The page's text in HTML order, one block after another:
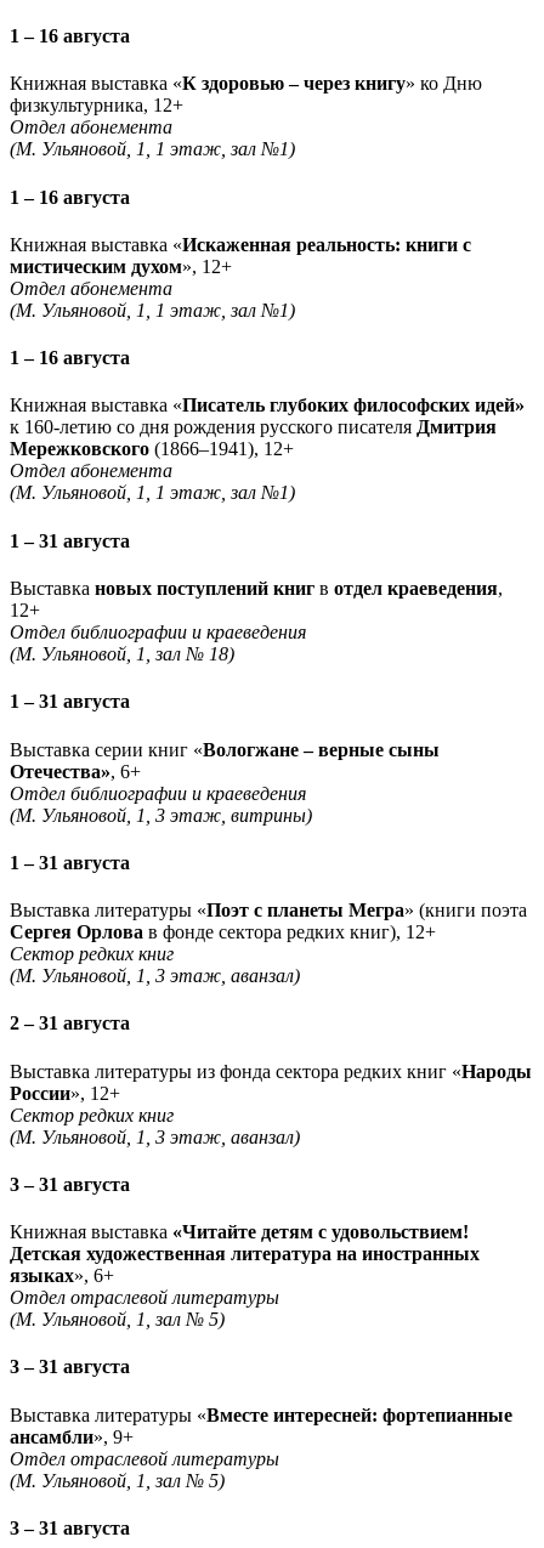
1 – 16 августа
Книжная выставка «К здоровью – через книгу» ко Дню
физкультурника, 12+
Отдел абонемента
(М. Ульяновой, 1, 1 этаж, зал №1)
1 – 16 августа
Книжная выставка «Искаженная реальность: книги с
мистическим духом», 12+
Отдел абонемента
(М. Ульяновой, 1, 1 этаж, зал №1)
1 – 16 августа
Книжная выставка «Писатель глубоких философских идей»
к 160-летию со дня рождения русского писателя Дмитрия
Мережковского (1866–1941), 12+
Отдел абонемента
(М. Ульяновой, 1, 1 этаж, зал №1)
1 – 31 августа
Выставка новых поступлений книг в отдел краеведения,
12+
Отдел библиографии и краеведения
(М. Ульяновой, 1, зал № 18)
1 – 31 августа
Выставка серии книг «Вологжане – верные сыны
Отечества», 6+
Отдел библиографии и краеведения
(М. Ульяновой, 1, 3 этаж, витрины)
1 – 31 августа
Выставка литературы «Поэт с планеты Мегра» (книги поэта
Сергея Орлова в фонде сектора редких книг), 12+
Сектор редких книг
(М. Ульяновой, 1, 3 этаж, аванзал)
2 – 31 августа
Выставка литературы из фонда сектора редких книг «Народы
России», 12+
Сектор редких книг
(М. Ульяновой, 1, 3 этаж, аванзал)
3 – 31 августа
Книжная выставка «Читайте детям с удовольствием!
Детская художественная литература на иностранных
языках», 6+
Отдел отраслевой литературы
(М. Ульяновой, 1, зал № 5)
3 – 31 августа
Выставка литературы «Вместе интересней: фортепианные
ансамбли», 9+
Отдел отраслевой литературы
(М. Ульяновой, 1, зал № 5)
3 – 31 августа